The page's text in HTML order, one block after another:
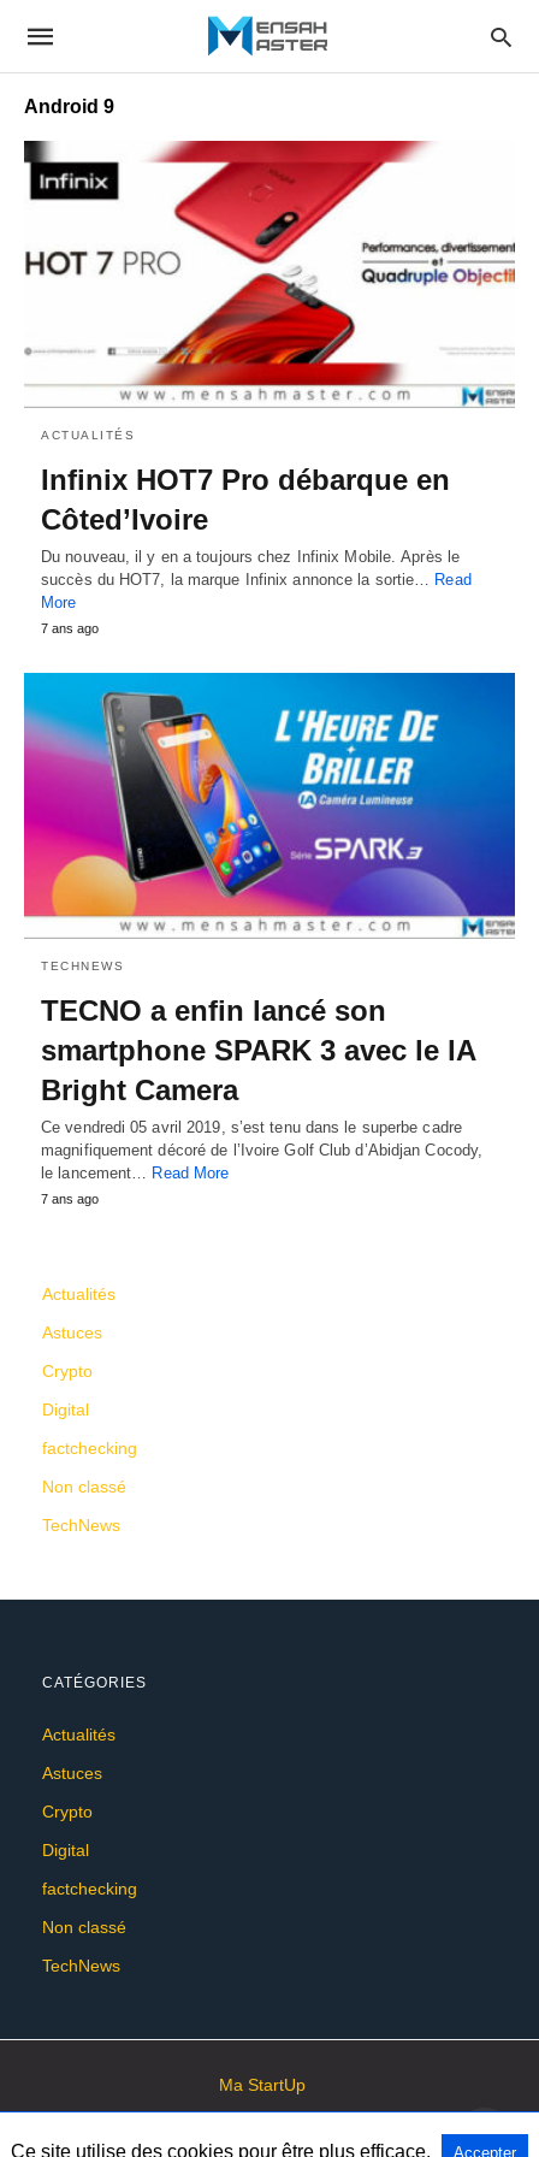
Android 9
ACTUALITÉS
Infinix HOT7 Pro débarque en
Côted’Ivoire
Du nouveau, il y en a toujours chez Infinix Mobile. Après le
succès du HOT7, la marque Infinix annonce la sortie… Read
More
7 ans ago
TECHNEWS
TECNO a enfin lancé son
smartphone SPARK 3 avec le lA
Bright Camera
Ce vendredi 05 avril 2019, s’est tenu dans le superbe cadre
magnifiquement décoré de l’Ivoire Golf Club d’Abidjan Cocody,
le lancement… Read More
7 ans ago
Actualités
Astuces
Crypto
Digital
factchecking
Non classé
TechNews
CATÉGORIES
Actualités
Astuces
Crypto
Digital
factchecking
Non classé
TechNews
Ma StartUp
Ce site utilise des cookies pour être plus efficace. Accepter